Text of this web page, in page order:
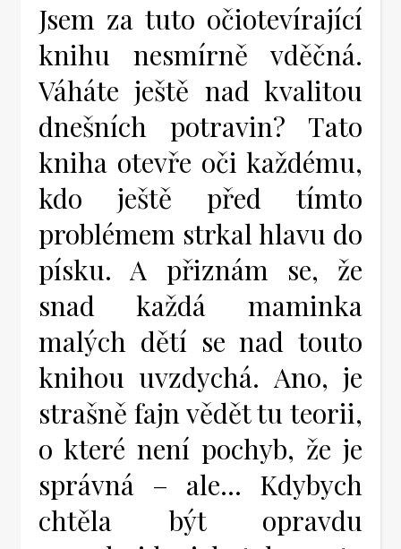
Jsem za tuto očiotevírající
knihu nesmírně vděčná.
Váháte ještě nad kvalitou
dnešních potravin? Tato
kniha otevře oči každému,
kdo ještě před tímto
problémem strkal hlavu do
písku. A přiznám se, že
snad každá maminka
malých dětí se nad touto
knihou uvzdychá. Ano, je
strašně fajn vědět tu teorii,
o které není pochyb, že je
správná – ale… Kdybych
chtěla být opravdu